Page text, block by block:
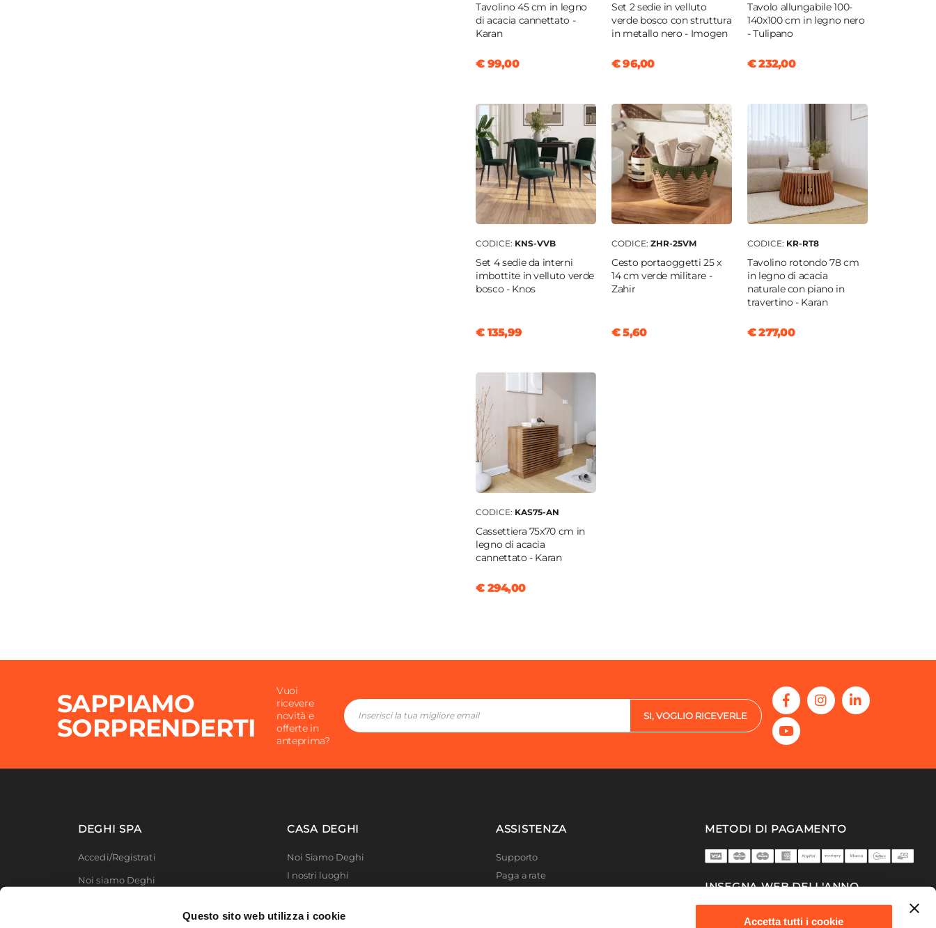
Questo sito web utilizza i cookie Accetta tutti i cookie
Tavolino 45 cm in legno
di acacia cannettato -
Karan
€ 99,00
Set 2 sedie in velluto
verde bosco con struttura
in metallo nero - Imogen
€ 96,00
Tavolo allungabile 100-
140x100 cm in legno nero
- Tulipano
€ 232,00
CODICE: KNS-VVB
Set 4 sedie da interni
imbottite in velluto verde
bosco - Knos
€ 135,99
CODICE: ZHR-25VM
Cesto portaoggetti 25 x
14 cm verde militare -
Zahir
€ 5,60
CODICE: KR-RT8
Tavolino rotondo 78 cm
in legno di acacia
naturale con piano in
travertino - Karan
€ 277,00
CODICE: KAS75-AN
Cassettiera 75x70 cm in
legno di acacia
cannettato - Karan
€ 294,00
SAPPIAMO
SORPRENDERTI
Vuoi
ricevere
novità e
offerte in
anteprima?
SI, VOGLIO RICEVERLE
DEGHI SPA
Accedi/Registrati
Noi siamo Deghi
CASA DEGHI
Noi Siamo Deghi
I nostri luoghi
MFT - La produzione
ASSISTENZA
Supporto
Paga a rate
METODI DI PAGAMENTO
INSEGNA WEB DELL'ANNO